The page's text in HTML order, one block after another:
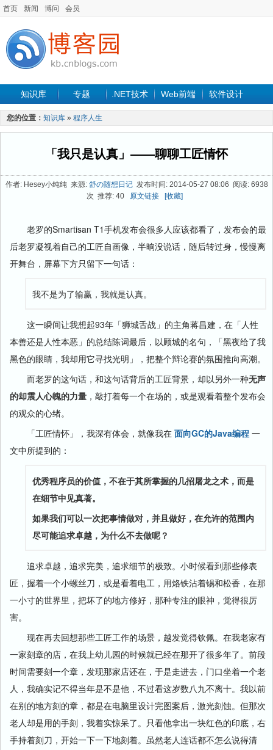
首页 新闻 博问 会员
知识库 专题 .NET技术 Web前端 软件设计
手机开发 软件工程
最新文章
您的位置： 知识库 » 程序人生
「我只是认真」——聊聊工匠情怀
作者: Hesey小纯纯 来源: 舒の随想日记发布时间: 2014-05-27 08:06 阅读: 6938
次 推荐: 40 原文链接 [收藏]
老罗的Smartisan T1手机发布会很多人应该都看了，发布会的最
后老罗凝视着自己的工匠自画像，半晌没说话，随后转过身，慢慢离
开舞台，屏幕下方只留下一句话：
我不是为了输赢，我就是认真。
这一瞬间让我想起93年「狮城舌战」的主角蒋昌建，在「人性
本善还是人性本恶」的总结陈词最后，以顾城的名句，「黑夜给了我
黑色的眼睛，我却用它寻找光明」，把整个辩论赛的氛围推向高潮。
而老罗的这句话，和这句话背后的工匠背景，却以另外一种无声
的却震人心魄的力量 ，敲打着每一个在场的，或是观看着整个发布会
的观众的心绪。
「工匠情怀」，我深有体会，就像我在 面向GC的Java编程 一
文中所提到的：
优秀程序员的价值，不在于其所掌握的几招屠龙之术，而是
在细节中见真著。
如果我们可以一次把事情做对，并且做好，在允许的范围内
尽可能追求卓越，为什么不去做呢？
追求卓越，追求完美，追求细节的极致。小时候看到那些修表
匠，握着一个小螺丝刀，或是看着电工，用烙铁沾着锡和松香，在那
一小寸的世界里，把坏了的地方修好，那种专注的眼神，觉得很厉
害。
现在再去回想那些工匠工作的场景，越发觉得钦佩。在我老家有
一家刻章的店，在我上幼儿园的时候就已经在那开了很多年了。前段
时间需要刻一个章，发现那家店还在，于是走进去，门口坐着一个老
人，我确实记不得当年是不是他，不过看这岁数八九不离十。我以前
在别的地方刻的章，都是在电脑里设计完图案后，激光刻蚀。但那次
老人却是用的手刻，我着实惊呆了。只看他拿出一块红色的印底，右
手持着刻刀，开始一下一下地刻着。虽然老人连话都不怎么说得清